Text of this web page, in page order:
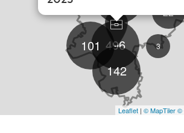
3
22
142
101 496
Leaflet | © MapTiler©